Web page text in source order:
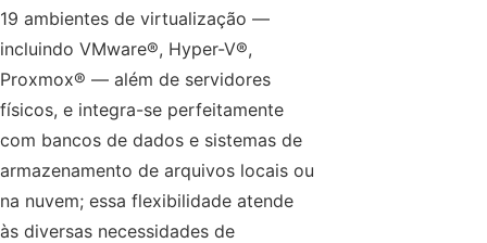
19 ambientes de virtualização —
incluindo VMware®, Hyper-V®,
Proxmox® — além de servidores
físicos, e integra-se perfeitamente
com bancos de dados e sistemas de
armazenamento de arquivos locais ou
na nuvem; essa flexibilidade atende
às diversas necessidades de